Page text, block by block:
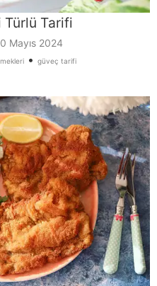
Türlü Tarifi
Mayıs 2024
• güveç tarifi